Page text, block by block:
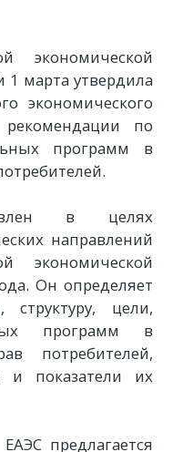
экономической
1 марта утвердила
экономического
по
программ в
в целях
направлений
экономической
Он определяет
структуру, цели,
программ в
потребителей,
и показатели их
предлагается